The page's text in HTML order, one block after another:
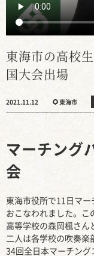
東海市の高校
国大会出場
2021.11.12 東海市
マーチング
会
東海市役所で11日マ
おこなわれました。こ
高等学校の森岡楓さん
二人は各学校の吹奏楽
34回全日本マーチング